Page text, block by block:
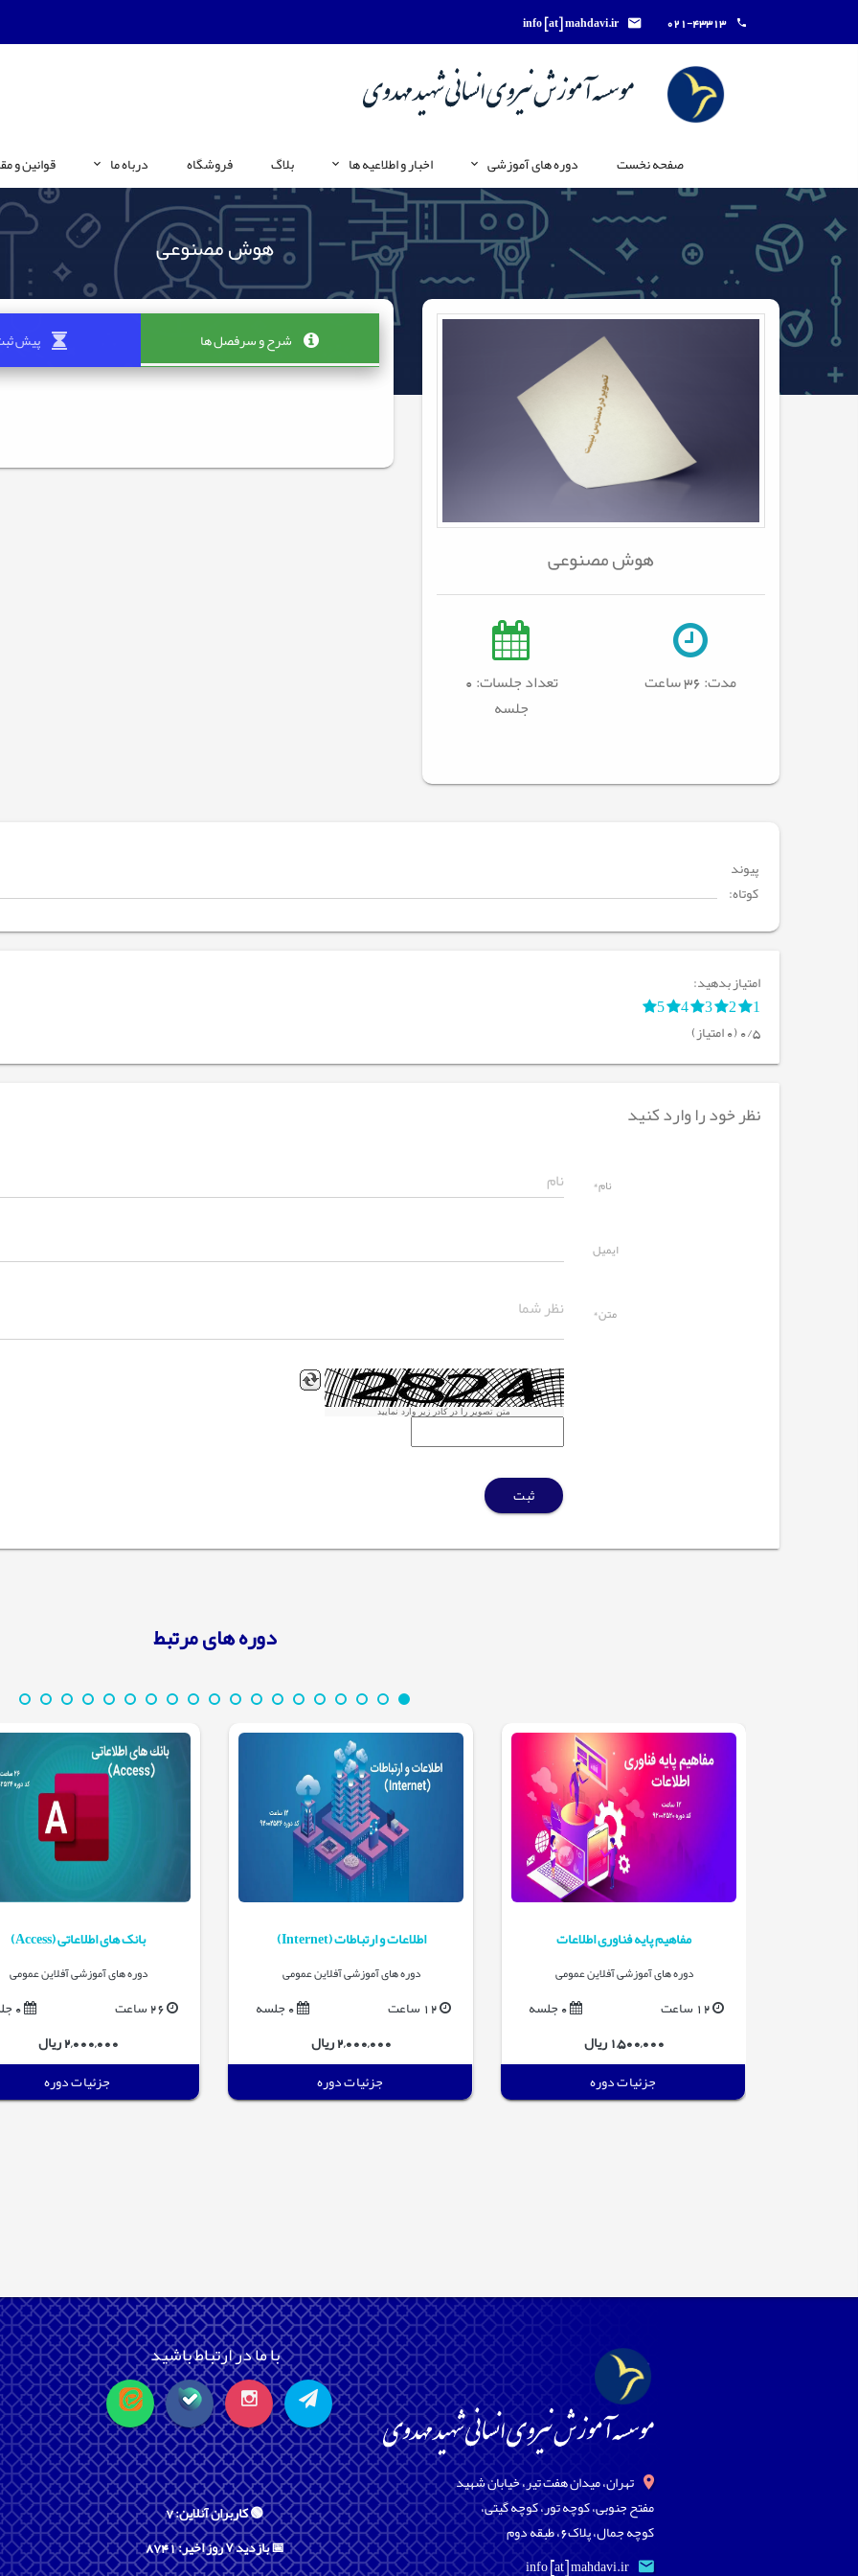
021-43313
info [at] mahdavi.ir
صفحه نخست دوره های آموزشی اخبار و اطلاعیه ها بلاگ فروشگاه درباه ما قوانین و
هوش مصنوعی
هوش مصنوعی
مدت:36 ساعت
تعداد جلسات: 0
جلسه
شرح و سرفصل ها پیش
پیوند
کوتاه:
امتیاز بدهید:
1
2
3
4
5
0/5 (0 امتیاز)
نظر خود را وارد کنید
نام*
ایمیل
متن*
متن تصویر را در کادر زیر وارد نمایید
ثبت
دوره های مرتبط
مفاهیم پایه فناوری اطلاعات
دوره های آموزشی آفلاین عمومی
12 ساعت
0 جلسه
1,500,000 ریال
جزئیات دوره
اطلاعات و ارتباطات (Internet)
دوره های آموزشی آفلاین عمومی
12 ساعت
0 جلسه
2,000,000 ریال
جزئیات دوره
بانک های اطلاعاتی (Access)
دوره های آموزشی آفلاین عمومی
26 ساعت
0 جلسه
2,000,000 ریال
جزئیات دوره
تهران، میدان هفت تیر، خیابان شهید
مفتح جنوبی، کوچه تور، کوچه گیتی،
کوچه جمال، پلاک6، طبقه دوم
info [at] mahdavi.ir
با ما در ارتباط باشید
🟢 کاربران آنلاین: 7
📅 بازدید ۷ روز اخیر: 8741